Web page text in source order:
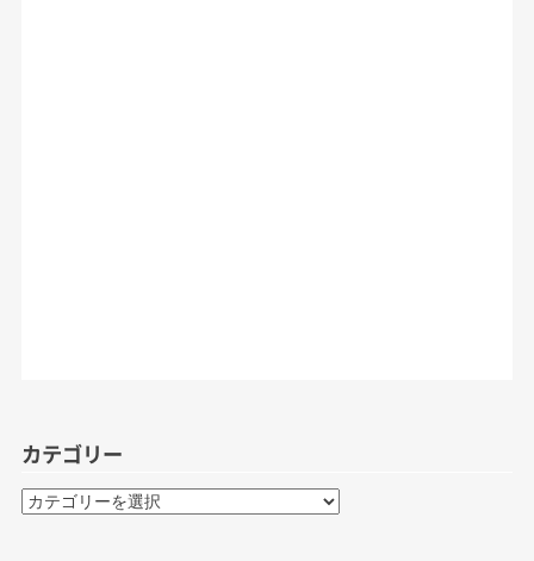
カテゴリー
カ